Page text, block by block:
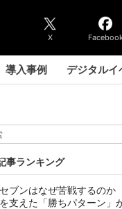
X
導入事例 デジタルイ
事ランキング
セブンはなぜ苦戦するの
を支えた「勝ちパターン」